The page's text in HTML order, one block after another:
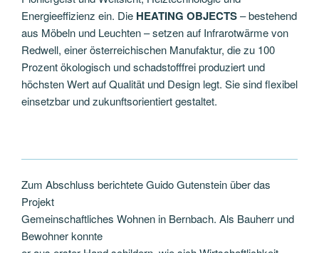
Energieeffizienz ein. Die HEATING OBJECTS– bestehend
aus Möbeln und Leuchten – setzen auf Infrarotwärme von
Redwell, einer österreichischen Manufaktur, die zu 100
Prozent ökologisch und schadstofffrei produziert und
höchsten Wert auf Qualität und Design legt. Sie sind flexibel
einsetzbar und zukunftsorientiert gestaltet.
Zum Abschluss berichtete Guido Gutenstein über das
Projekt
Gemeinschaftliches Wohnen in Bernbach. Als Bauherr und
Bewohner konnte